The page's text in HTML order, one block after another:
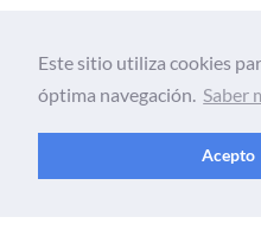
Este sitio utiliza cookies
óptima navegación. Saber
Acepto